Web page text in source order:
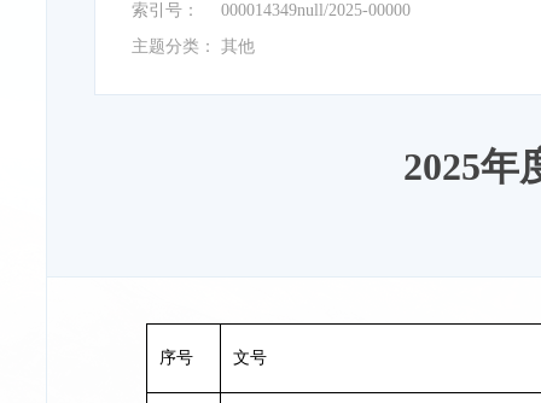
索引号：
000014349null/2025-00000
主题分类：
其他
2025年
序号 文号